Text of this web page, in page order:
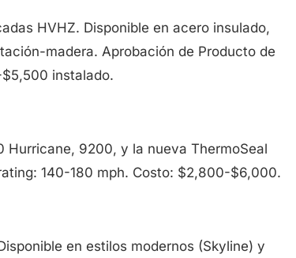
HVHZ. Disponible en acero insulado,
madera. Aprobación de Producto de
instalado.
Hurricane, 9200, y la nueva ThermoSeal
140-180 mph. Costo: $2,800-$6,000.
en estilos modernos (Skyline) y